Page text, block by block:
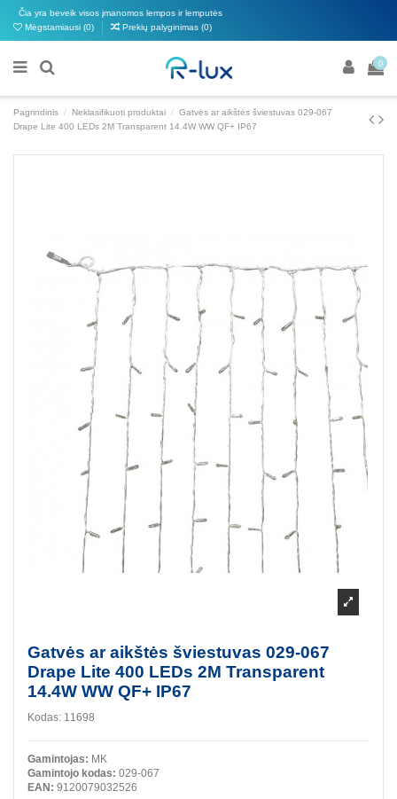
Čia yra beveik visos įmanomos lempos ir lemputės
Mėgstamiausi (0) Prekių palyginimas (0)
0
Pagrindinis Neklasifikuoti produktai
Gatvės ar aikštės šviestuvas 029-067
Drape Lite 400 LEDs 2M Transparent 14.4W WW QF+ IP67
Gatvės ar aikštės šviestuvas 029-067
Drape Lite 400 LEDs 2M Transparent
14.4W WW QF+ IP67
Kodas: 11698
Gamintojas: MK
Gamintojo kodas: 029-067
EAN: 9120079032526